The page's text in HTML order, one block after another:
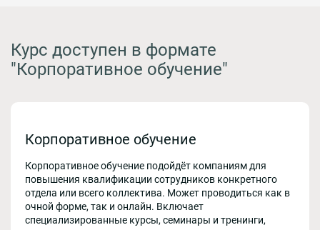
Курс доступен в формате
"Корпоративное обучение"
Корпоративное обучение
Корпоративное обучение подойдёт компаниям для
повышения квалификации сотрудников конкретного
отдела или всего коллектива. Может проводиться как в
очной форме, так и онлайн. Включает
специализированные курсы, семинары и тренинги,